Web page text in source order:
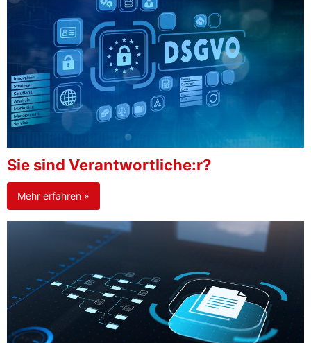
Sie sind Verantwortliche:r?
Mehr erfahren »